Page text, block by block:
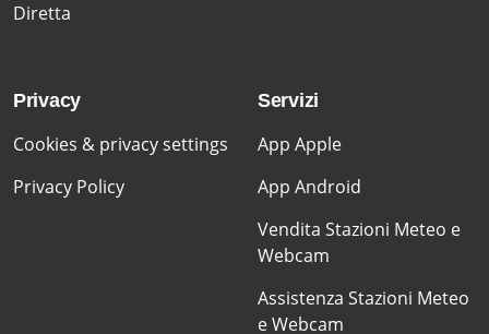
Diretta
Privacy
Cookies & privacy settings
Privacy Policy
Servizi
App Apple
App Android
Vendita Stazioni Meteo e
Webcam
Assistenza Stazioni Meteo
e Webcam